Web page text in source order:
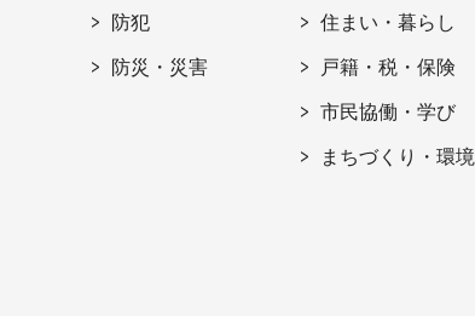
防犯
防災・災害
住まい・暮らし
戸籍・税・保険
市民協働・学び
まちづくり・環境